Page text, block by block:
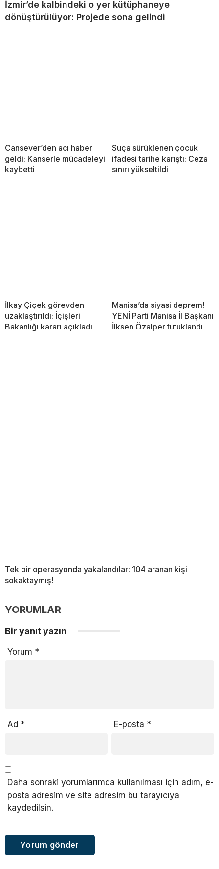
İzmir’de kalbindeki o yer kütüphaneye
dönüştürülüyor: Projede sona gelindi
Cansever’den acı haber
geldi: Kanserle mücadeleyi
kaybetti
Suça sürüklenen çocuk
ifadesi tarihe karıştı: Ceza
sınırı yükseltildi
İlkay Çiçek görevden
uzaklaştırıldı: İçişleri
Bakanlığı kararı açıkladı
Manisa’da siyasi deprem!
YENİ Parti Manisa İl Başkanı
İlksen Özalper tutuklandı
Tek bir operasyonda yakalandılar: 104 aranan kişi
sokaktaymış!
YORUMLAR
Bir yanıt yazın
Yorum *
Ad * E-posta *
Daha sonraki yorumlarımda kullanılması için adım, e-
posta adresim ve site adresim bu tarayıcıya
kaydedilsin.